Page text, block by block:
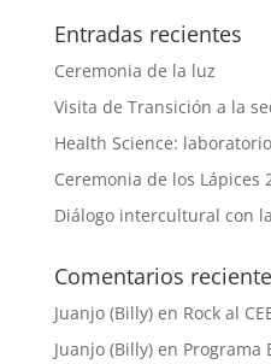
Entradas recientes
Ceremonia de la luz
Visita de Transición a la
Health Science:
Ceremonia de los Lápices
Diálogo intercultural con
Comentarios
Juanjo (Billy)en Rock al
Juanjo (Billy)en Programa